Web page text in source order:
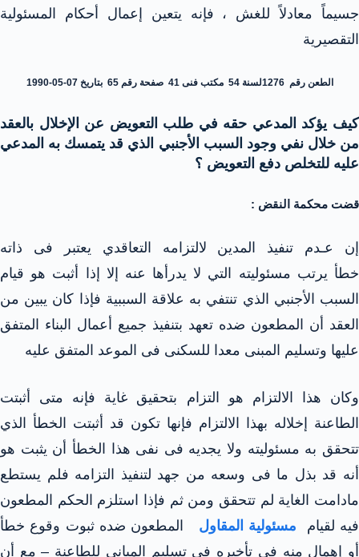
جسيماً معادلاً للغش ، فإنه يتعين إعمال أحكام المسئولية
التقصيرية
الطعن رقم 1276لسنة 54 مكتب فنى 41 صفحة رقم 65 بتاريخ 07-05-1990
كيف يؤكد المدعي حقه في طلب التعويض عن الإخلال بالعقد
من خلال نفي وجود السبب الأجنبي الذي قد يتمسك به المدعي
عليه للتخلص دفع التعويض ؟
قضت محكمة النقض :
إن عـدم تنفيذ المدين لالتزامه التعاقدي يعتبر فى ذاته
خطأ يرتب مسئوليته التي لا يدرأها عنه إلا إذا أثبت هو قيام
السبب الأجنبي الذي تنتفي به علاقة السببية فإذا كان يبين من
العقد أن المطعون ضده تعهد بتنفيذ جميع أعمال البناء المتفق
عليها وتسليم المبنى معدا للسكنى فى الموعد المتفق عليه
وكان هذا الالتزام هو التزام بتحقيق غاية فإنه متى أثبتت
الطاعنة إخلاله بهذا الالتزام فإنها تكون قد أثبتت الخطأ الذي
تتحقق به مسئوليته ولا يجديه فى نفى هذا الخطأ أن يثبت هو
أنه قد بذل ما فى وسعه من جهد لتنفيذ التزامه فلم يستطع
مادامت الغاية لم تتحقق ومن ثم فإذا استلزم الحكم المطعون
فيه لقيام مسئولية المقاول
المطعون ضده ثبوت وقوع خطأ
أو إهمال منه فى تأخيره فى تسليم المباني للطاعنة – مع أن